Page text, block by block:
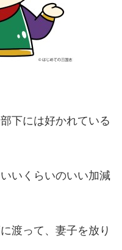
下には好かれている
いくらいのいい加減
渡って、妻子を放り